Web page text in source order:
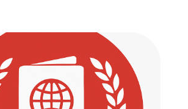
Extranjería
tus derechos. Acompañamos